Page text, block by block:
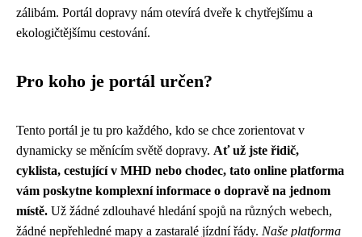
zálibám. Portál dopravy nám otevírá dveře k chytřejšímu a
ekologičtějšímu cestování.
Pro koho je portál určen?
Tento portál je tu pro každého, kdo se chce zorientovat v
dynamicky se měnícím světě dopravy. Ať už jste řidič,
cyklista, cestující v MHD nebo chodec, tato online platforma
vám poskytne komplexní informace o dopravě na jednom
místě. Už žádné zdlouhavé hledání spojů na různých webech,
žádné nepřehledné mapy a zastaralé jízdní řády. Naše platforma